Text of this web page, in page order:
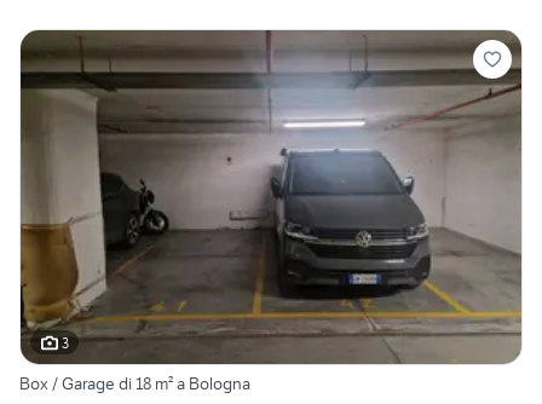
3
Box / Garage di 18 m² a Bologna